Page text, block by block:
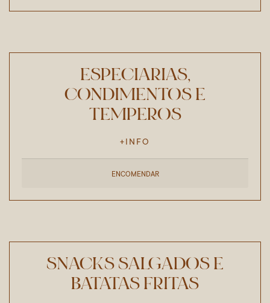
ESPECIARIAS,
CONDIMENTOS E
TEMPEROS
+INFO
ENCOMENDAR
SNACKS SALGADOS E
BATATAS FRITAS